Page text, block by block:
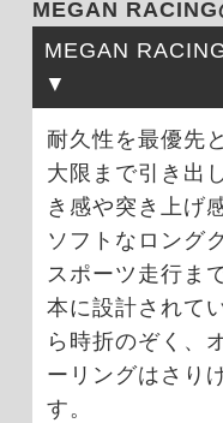
MEGAN RACING
MEGAN
耐久性を最優先
大限まで引き出
き感や突き上げ
ソフトなロング
スポーツ走行ま
本に設計されて
ら時折のぞく、
ーリングはさり
す。